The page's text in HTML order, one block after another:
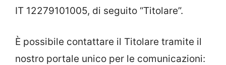
IT 12279101005, di seguito “Titolare”.
È possibile contattare il Titolare tramite il
nostro portale unico per le comunicazioni: